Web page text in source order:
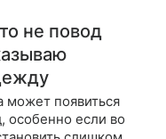
не повод
может появиться
особенно если во